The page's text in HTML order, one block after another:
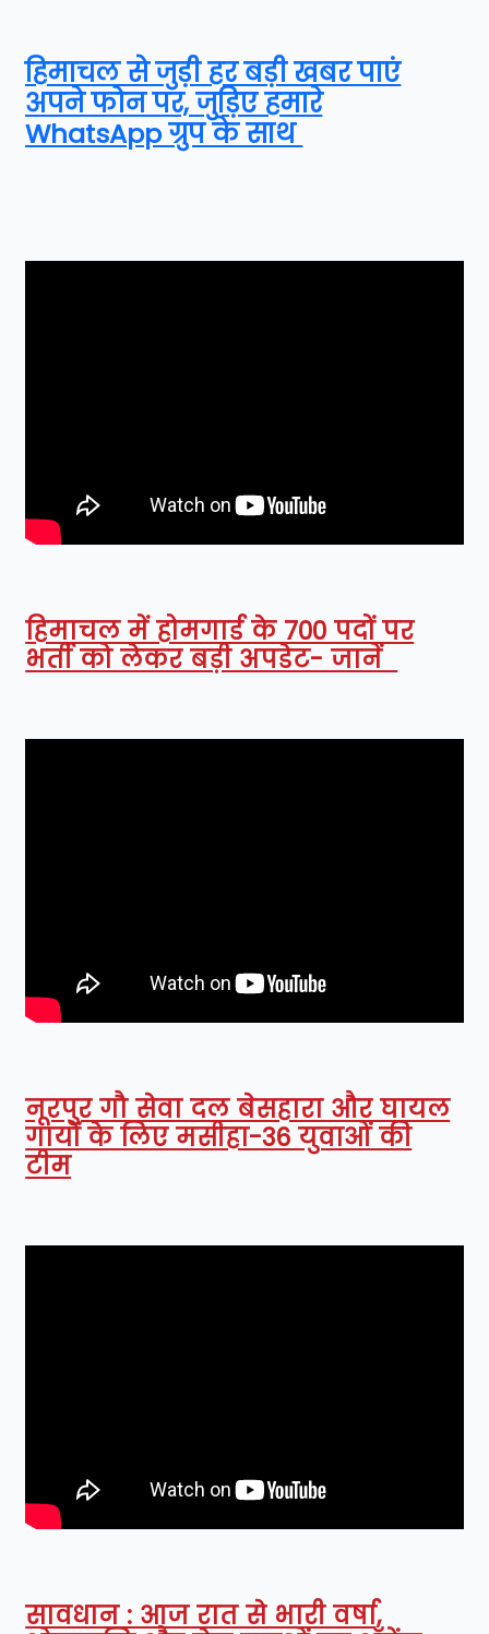
हिमाचल से जुड़ी हर बड़ी खबर पाएं
अपने फोन पर, जुड़िए हमारे
WhatsApp ग्रुप के साथ
हिमाचल में होमगार्ड के 700 पदों पर
भर्ती को लेकर बड़ी अपडेट- जानें
नूरपुर गौ सेवा दल बेसहारा और घायल
गायों के लिए मसीहा-36 युवाओं की
टीम
सावधान : आज रात से भारी वर्षा,